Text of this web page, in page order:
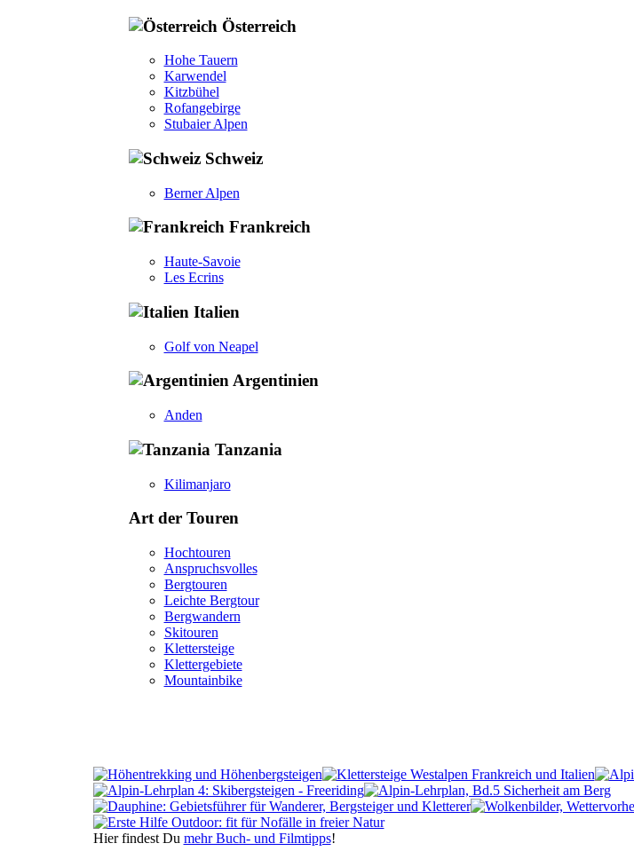
Österreich
Hohe Tauern
Karwendel
Kitzbühel
Rofangebirge
Stubaier Alpen
Schweiz
Berner Alpen
Frankreich
Haute-Savoie
Les Ecrins
Italien
Golf von Neapel
Argentinien
Anden
Tanzania
Kilimanjaro
Art der Touren
Hochtouren
Anspruchsvolles
Bergtouren
Leichte Bergtour
Bergwandern
Skitouren
Klettersteige
Klettergebiete
Mountainbike
Hier findest Du mehr Buch- und Filmtipps!